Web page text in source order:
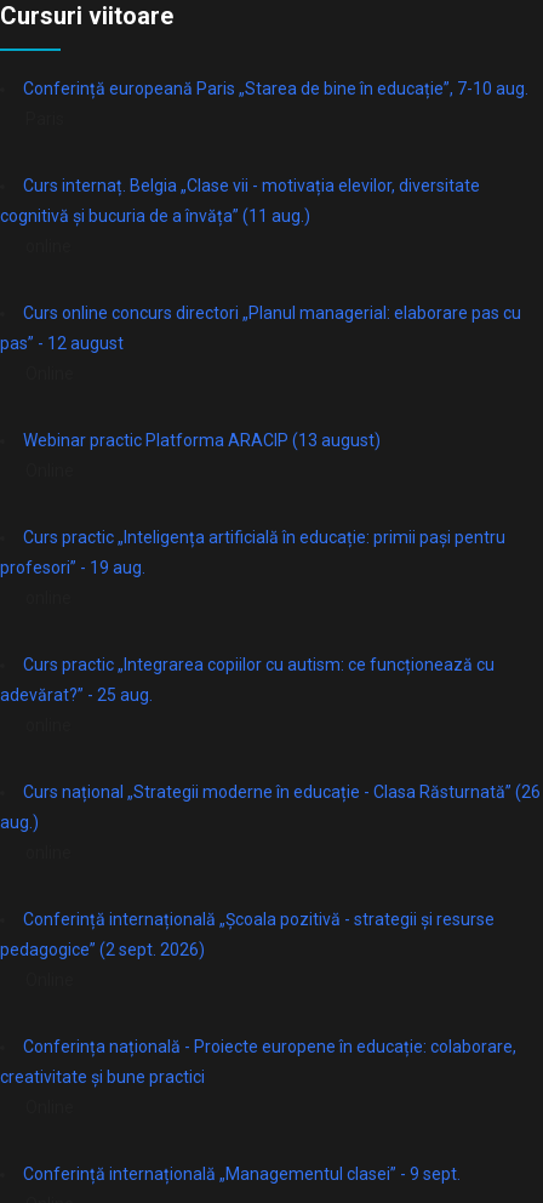
Cursuri viitoare
Conferință europeană Paris „Starea de bine în educație”, 7-10 aug.
Curs internaț. Belgia „Clase vii - motivația elevilor, diversitate
cognitivă și bucuria de a învăța” (11 aug.)
Curs online concurs directori „Planul managerial: elaborare pas cu
pas” - 12 august
Webinar practic Platforma ARACIP (13 august)
Curs practic „Inteligența artificială în educație: primii pași pentru
profesori” - 19 aug.
Curs practic „Integrarea copiilor cu autism: ce funcționează cu
adevărat?” - 25 aug.
Curs național „Strategii moderne în educație - Clasa Răsturnată” (26
aug.)
Conferință internațională „Școala pozitivă - strategii și resurse
pedagogice” (2 sept. 2026)
Conferința națională - Proiecte europene în educație: colaborare,
creativitate și bune practici
Conferință internațională „Managementul clasei” - 9 sept.